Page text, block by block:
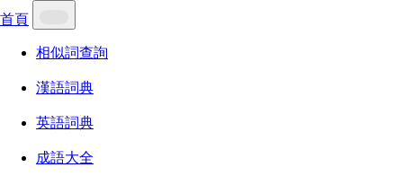
首頁
相似詞查詢
漢語詞典
英語詞典
成語大全